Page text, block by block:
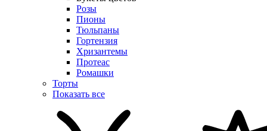
Розы
Пионы
Тюльпаны
Гортензия
Хризантемы
Протеас
Ромашки
Торты
Показать все